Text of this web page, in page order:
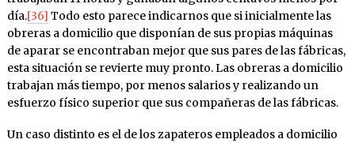
día.[36] Todo esto parece indicarnos que si inicialmente las
obreras a domicilio que disponían de sus propias máquinas
de aparar se encontraban mejor que sus pares de las fábricas,
esta situación se revierte muy pronto. Las obreras a domicilio
trabajan más tiempo, por menos salarios y realizando un
esfuerzo físico superior que sus compañeras de las fábricas.
Un caso distinto es el de los zapateros empleados a domicilio